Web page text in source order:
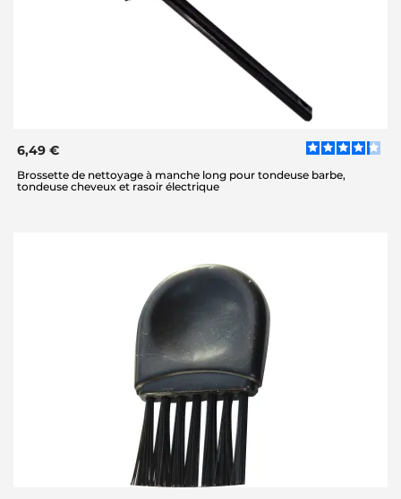
6,49 €
Brossette de nettoyage à manche long pour tondeuse barbe,
tondeuse cheveux et rasoir électrique